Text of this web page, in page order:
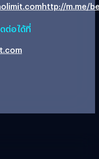
http://m.me/
ต่อได้ที่